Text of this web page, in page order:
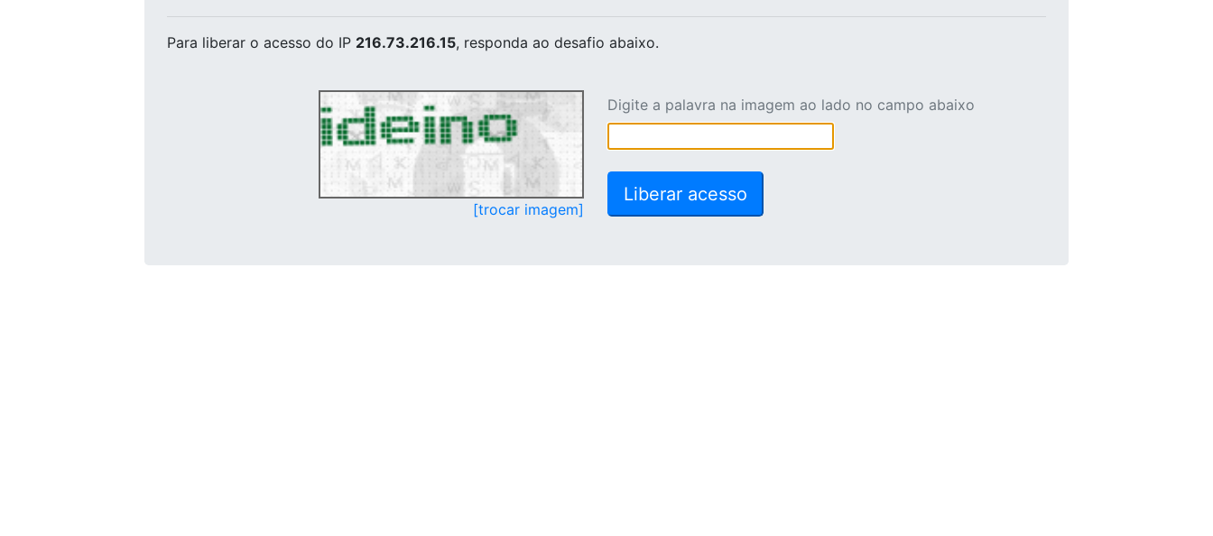
Para liberar o acesso do IP 216.73.216.15, responda ao desafio abaixo.
[trocar imagem]
Digite a palavra na imagem ao lado no campo abaixo